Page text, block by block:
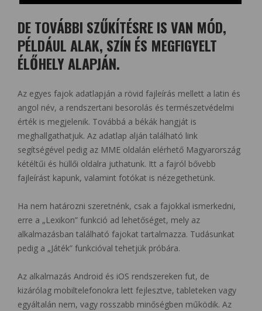
DE TOVÁBBI SZŰKÍTÉSRE IS VAN MÓD,
PÉLDÁUL ALAK, SZÍN ÉS MEGFIGYELT
ÉLŐHELY ALAPJÁN.
Az egyes fajok adatlapján a rövid fajleírás mellett a latin és
angol név, a rendszertani besorolás és természetvédelmi
érték is megjelenik. Továbbá a békák hangját is
meghallgathatjuk. Az adatlap alján található link
segítségével pedig az MME oldalán elérhető Magyarország
kétéltűi és hüllői oldalra juthatunk. Itt a fajról bővebb
fajleírást kapunk, valamint fotókat is nézegethetünk.
Ha nem határozni szeretnénk, csak a fajokkal ismerkedni,
erre a „Lexikon” funkció ad lehetőséget, mely az
alkalmazásban található fajokat tartalmazza. Tudásunkat
pedig a „Játék” funkcióval tehetjük próbára.
Az alkalmazás Android és iOS rendszereken fut, de
kizárólag mobiltelefonokra lett fejlesztve, tableteken vagy
egyáltalán nem, vagy rosszabb minőségben működik. Az